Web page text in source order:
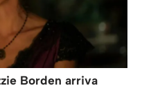
Borden arriva